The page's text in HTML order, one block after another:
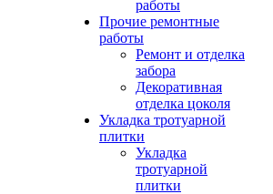
работы
Прочие ремонтные
работы
Ремонт и отделка
забора
Декоративная
отделка цоколя
Укладка тротуарной
плитки
Укладка
тротуарной
плитки